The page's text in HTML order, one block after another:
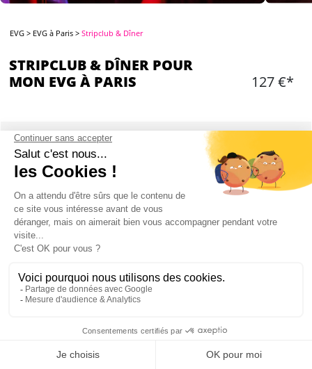
EVG > EVG à Paris >Stripclub & Dîner
STRIPCLUB & DÎNER POUR
MON EVG À PARIS
127 €*
CONTENU
Entrée au stripclub
Dîner 3 plats (entrée, plat et dessert) au
1/2 bouteille d'eau par personne
1/2 bouteille de vin par personne
1 danse pour le futur marié
Le stripclub est dans le 17eme arrondissement
Mon EVG à Paris